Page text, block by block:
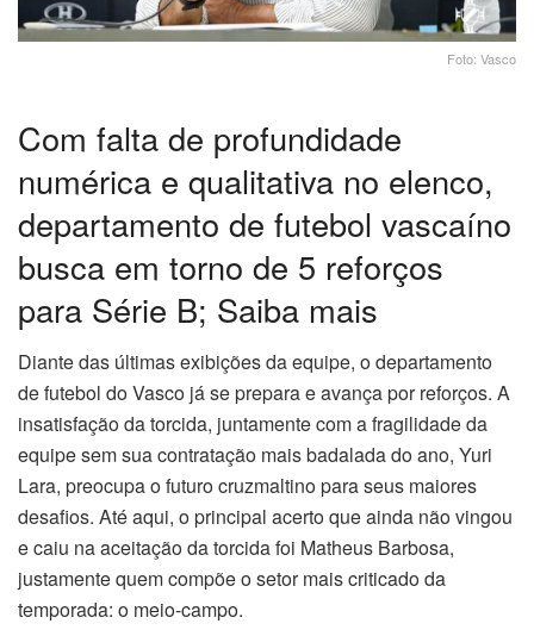
Foto: Vasco
Com falta de profundidade
numérica e qualitativa no elenco,
departamento de futebol vascaíno
busca em torno de 5 reforços
para Série B; Saiba mais
Diante das últimas exibições da equipe, o departamento
de futebol do Vasco já se prepara e avança por reforços. A
insatisfação da torcida, juntamente com a fragilidade da
equipe sem sua contratação mais badalada do ano, Yuri
Lara, preocupa o futuro cruzmaltino para seus maiores
desafios. Até aqui, o principal acerto que ainda não vingou
e caiu na aceitação da torcida foi Matheus Barbosa,
justamente quem compõe o setor mais criticado da
temporada: o meio-campo.